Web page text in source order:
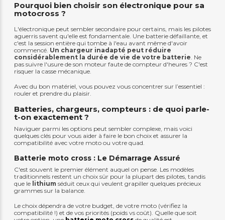
Pourquoi bien choisir son électronique pour sa
motocross ?
L'électronique peut sembler secondaire pour certains, mais les pilotes
aguerris savent qu'elle est fondamentale. Une batterie défaillante, et
c'est la session entière qui tombe à l'eau avant même d'avoir
commencé. Un chargeur inadapté peut réduire
considérablement la durée de vie de votre batterie. Ne
pas suivre l'usure de son moteur faute de compteur d'heures ? C'est
risquer la casse mécanique.
Avec du bon matériel, vous pouvez vous concentrer sur l’essentiel :
rouler et prendre du plaisir.
Batteries, chargeurs, compteurs : de quoi parle-
t-on exactement ?
Naviguer parmi les options peut sembler complexe, mais voici
quelques clés pour vous aider à faire le bon choix et assurer la
compatibilité avec votre moto ou votre quad.
Batterie moto cross : Le Démarrage Assuré
C'est souvent le premier élément auquel on pense. Les modèles
traditionnels restent un choix sûr pour la plupart des pilotes, tandis
que le lithium séduit ceux qui veulent grapiller quelques précieux
grammes sur la balance.
Le choix dépendra de votre budget, de votre moto (vérifiez la
compatibilité !) et de vos priorités (poids vs coût). Quelle que soit